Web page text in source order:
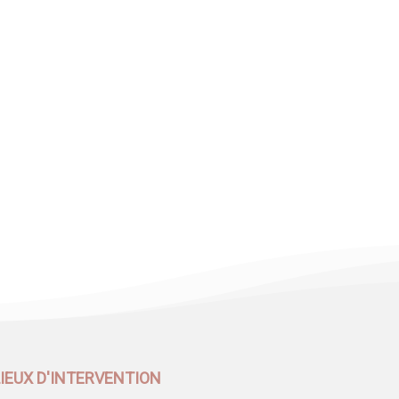
D'INTERVENTION